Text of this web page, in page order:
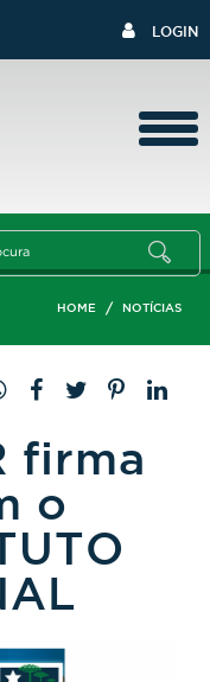
LOGIN
HOME / NOTÍCIAS
firma
o